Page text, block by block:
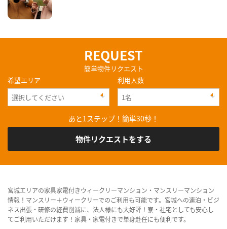
REQUEST
簡単物件リクエスト
希望エリア
利用人数
あと1ステップ！簡単30秒！
物件リクエストをする
宮城エリアの家具家電付きウィークリーマンション・マンスリーマンション
情報！マンスリー＋ウィークリーでのご利用も可能です。宮城への連泊・ビジ
ネス出張・研修の経費削減に、法人様にも大好評！寮・社宅としても安心し
てご利用いただけます！家具・家電付きで単身赴任にも便利です。